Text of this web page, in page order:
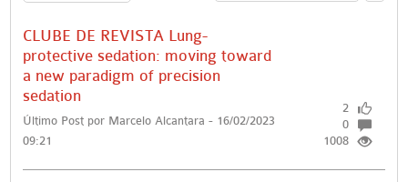
CLUBE DE REVISTA Lung-
protective sedation: moving toward
a new paradigm of precision
sedation
Último Post por Marcelo Alcantara - 16/02/2023
09:21
2
0
1008